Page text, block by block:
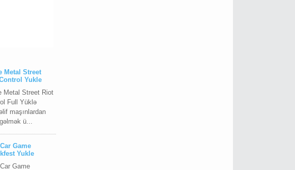
Metal Street
Yukle
Metal Street Riot
Full Yüklə
maşınlardan
ü...
Game
Yukle
Game